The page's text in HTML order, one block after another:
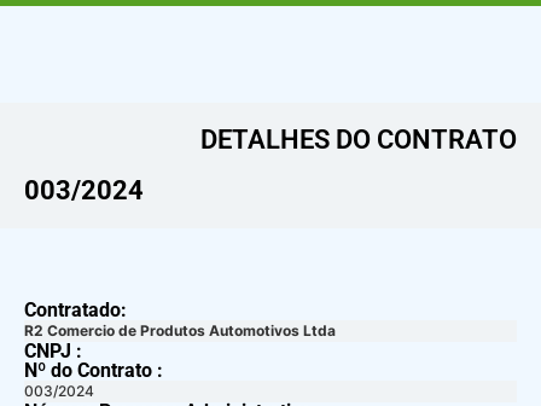
DETALHES DO CONTRATO​
003/2024
Contratado:
R2 Comercio de Produtos Automotivos Ltda
CNPJ :
Nº do Contrato :
003/2024